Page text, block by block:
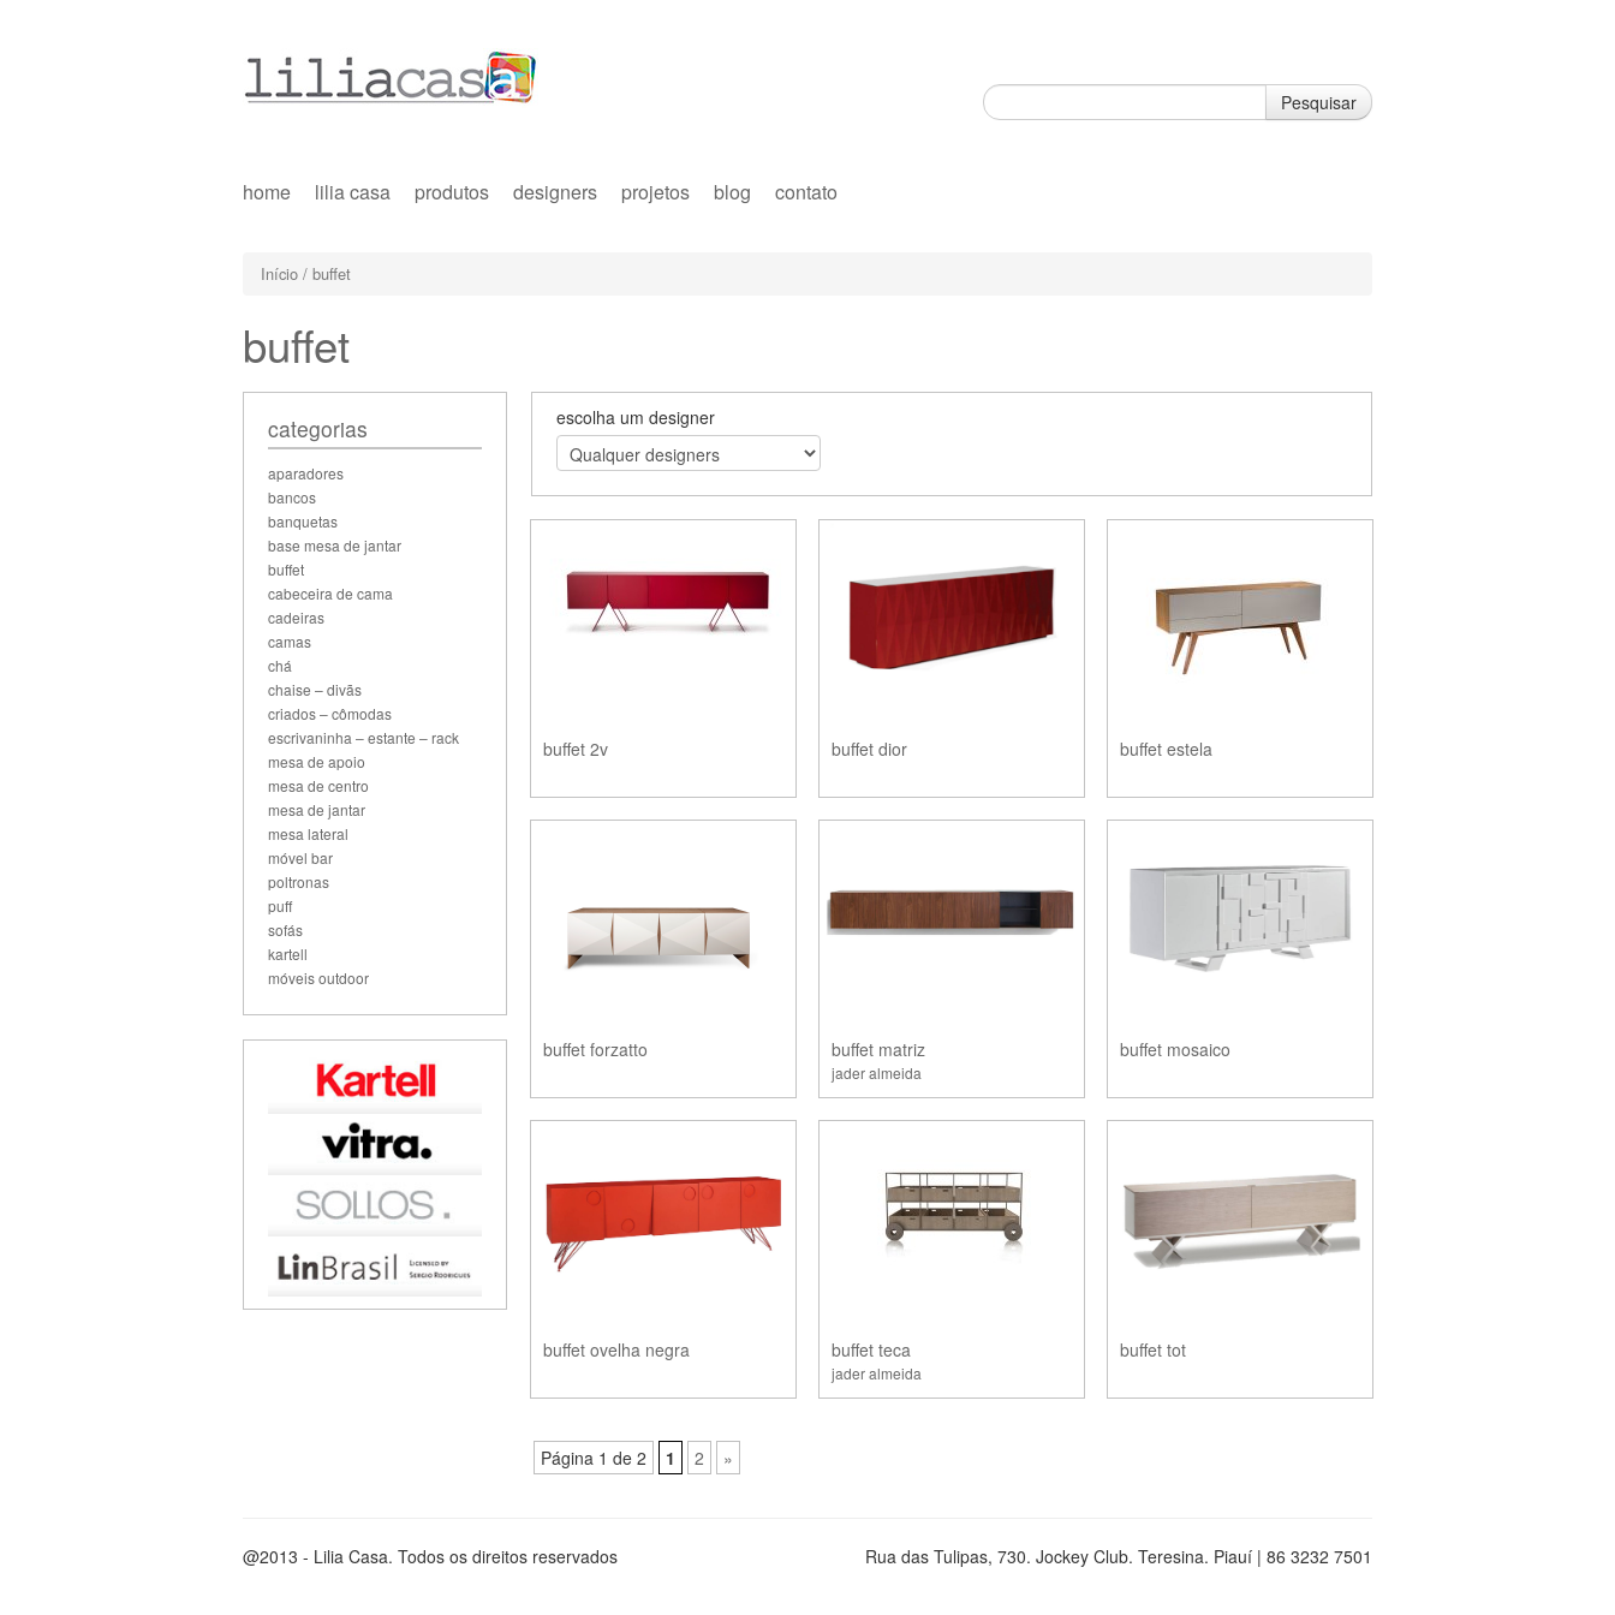
home lilia casa produtos designers projetos blog contato
Início / buffet
buffet
categorias
aparadores
bancos
banquetas
base mesa de jantar
buffet
cabeceira de cama
cadeiras
camas
chá
chaise – divãs
criados – cômodas
escrivaninha – estante – rack
mesa de apoio
mesa de centro
mesa de jantar
mesa lateral
móvel bar
poltronas
puff
sofás
kartell
móveis outdoor
escolha um designer
buffet 2v buffet dior buffet estela
buffet forzatto buffet matriz
jader almeida
buffet mosaico
buffet ovelha negra buffet teca
jader almeida
buffet tot
Página 1 de 2 1 2 »
@2013 - Lilia Casa. Todos os direitos reservados Rua das Tulipas, 730. Jockey Club. Teresina. Piauí | 86 3232 7501